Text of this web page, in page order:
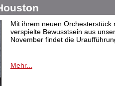
Mit ihrem neuen Orchesterstück
verspielte Bewusstsein aus
November findet die
Mehr...